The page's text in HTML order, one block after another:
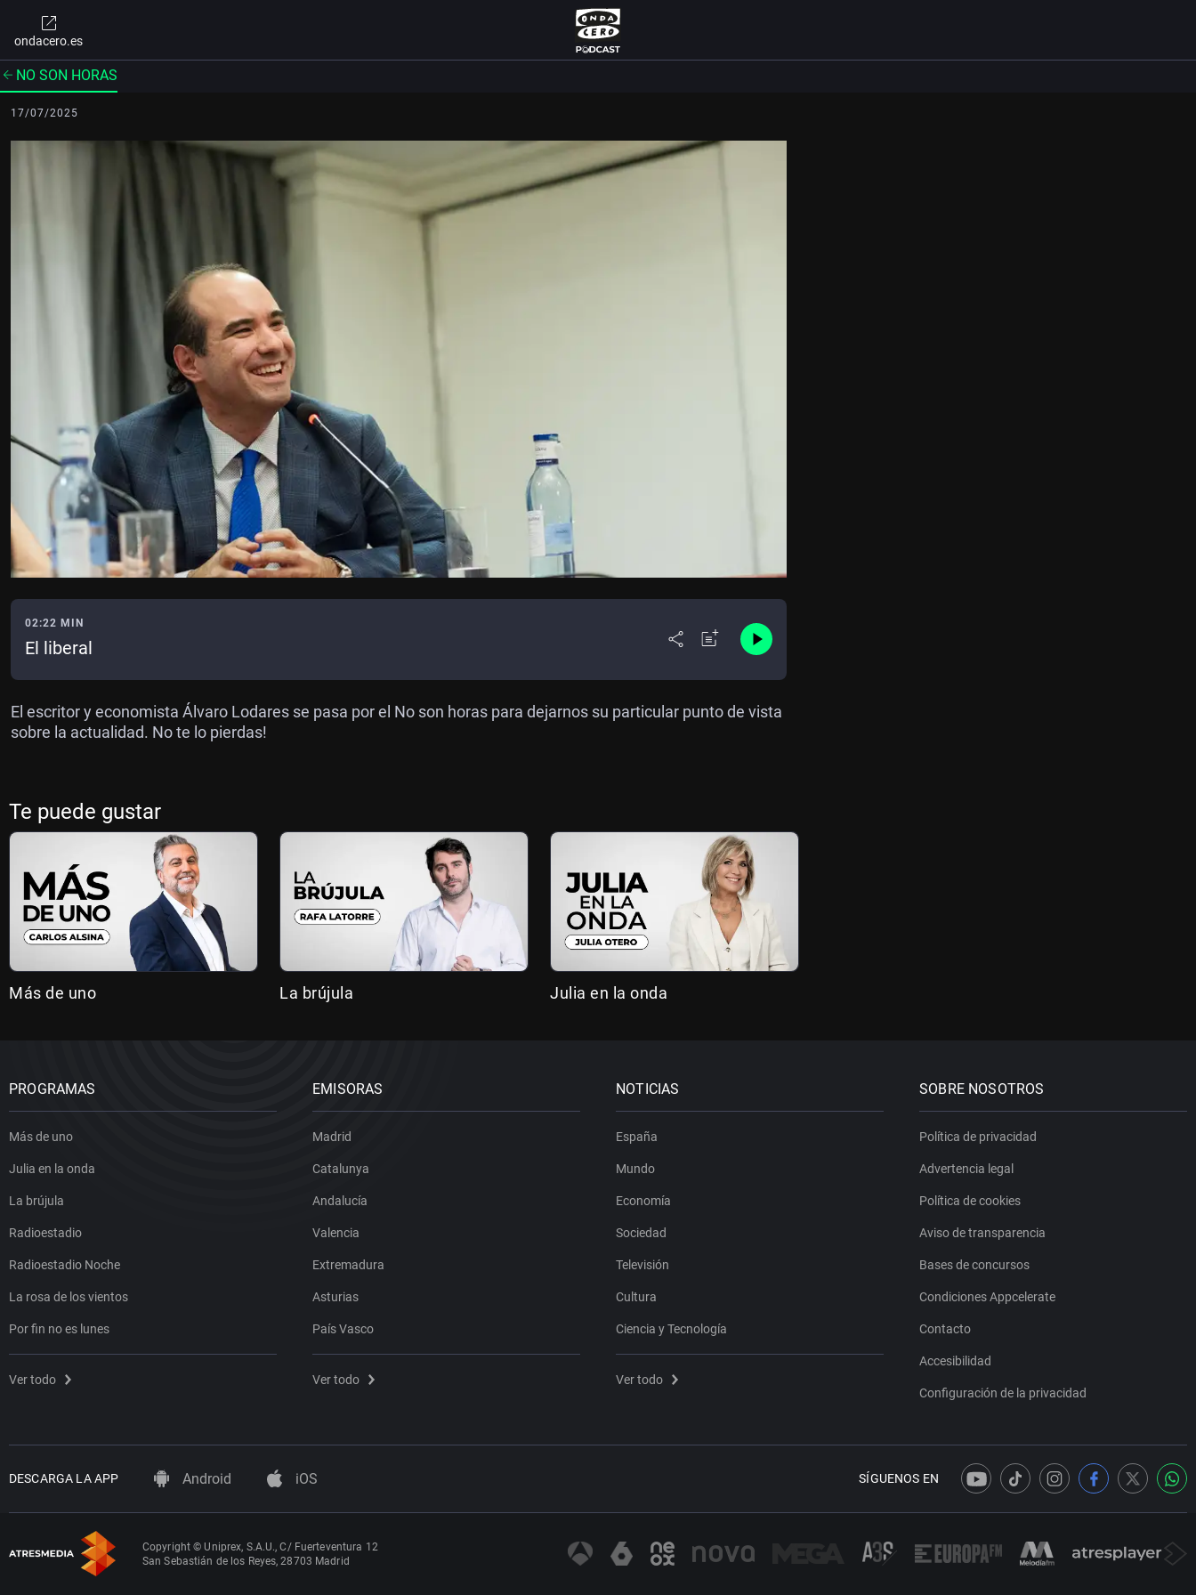
ondacero.es
NO SON HORAS
17/07/2025
02:22 MIN
El liberal
El escritor y economista Álvaro Lodares se pasa por el No son horas para dejarnos su particular punto de vista
sobre la actualidad. No te lo pierdas!
Te puede gustar
Más de uno La brújula Julia en la onda
PROGRAMAS
Más de uno
Julia en la onda
La brújula
Radioestadio
Radioestadio Noche
La rosa de los vientos
Por fin no es lunes
Ver todo
EMISORAS
Madrid
Catalunya
Andalucía
Valencia
Extremadura
Asturias
País Vasco
Ver todo
NOTICIAS
España
Mundo
Economía
Sociedad
Televisión
Cultura
Ciencia y Tecnología
Ver todo
SOBRE NOSOTROS
Política de privacidad
Advertencia legal
Política de cookies
Aviso de transparencia
Bases de concursos
Condiciones Appcelerate
Contacto
Accesibilidad
Configuración de la privacidad
DESCARGA LA APP Android iOS SÍGUENOS EN
Copyright © Uniprex, S.A.U., C/ Fuerteventura 12
San Sebastián de los Reyes, 28703 Madrid